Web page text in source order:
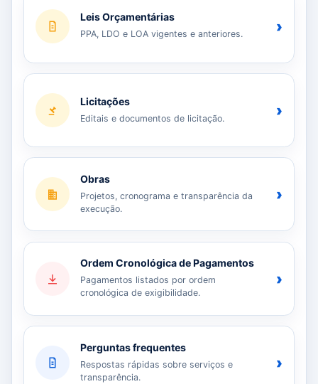
Leis Orçamentárias
PPA, LDO e LOA vigentes e anteriores. ›
Licitações
Editais e documentos de licitação. ›
Obras
Projetos, cronograma e transparência da
execução.
›
Ordem Cronológica de Pagamentos
Pagamentos listados por ordem
cronológica de exigibilidade.
›
Perguntas frequentes
Respostas rápidas sobre serviços e
transparência.
›